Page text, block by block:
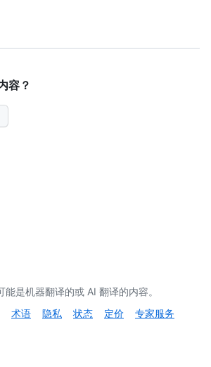
容？
是机器翻译的或 AI 翻译的内容。
术语 隐私 状态 定价
专家服务